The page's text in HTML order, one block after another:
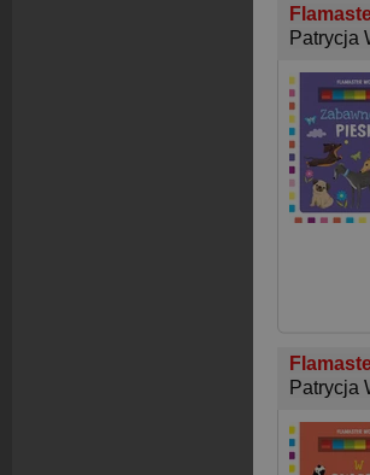
Patrycja
Patrycja